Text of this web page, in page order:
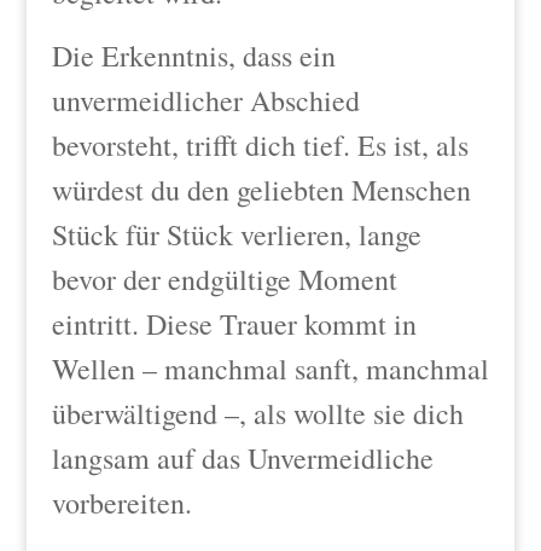
Die Erkenntnis, dass ein
unvermeidlicher Abschied
bevorsteht, trifft dich tief. Es ist, als
würdest du den geliebten Menschen
Stück für Stück verlieren, lange
bevor der endgültige Moment
eintritt. Diese Trauer kommt in
Wellen – manchmal sanft, manchmal
überwältigend –, als wollte sie dich
langsam auf das Unvermeidliche
vorbereiten.